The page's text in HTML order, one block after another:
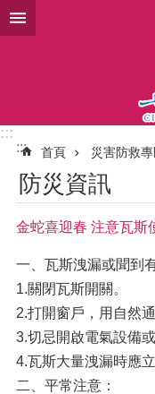
跳到主要內容區塊
:::
:::
首頁 災害防救
防災資訊
金蛇喜迎春 注意瓦斯
一、瓦斯洩漏或聞到
1.關閉瓦斯開關。
2.打開窗戶，用自然
3.切忌開啟電氣設備
4.瓦斯大量洩漏時應
二、平常注意：